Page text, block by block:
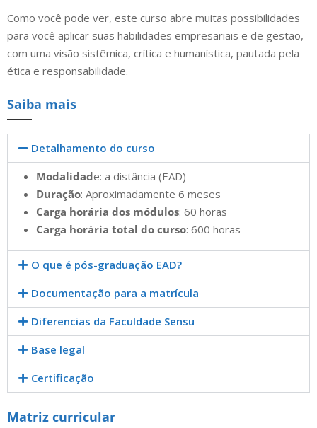
Como você pode ver, este curso abre muitas possibilidades
para você aplicar suas habilidades empresariais e de gestão,
com uma visão sistêmica, crítica e humanística, pautada pela
ética e responsabilidade.
Saiba mais
Detalhamento do curso
Modalidade: a distância (EAD)
Duração: Aproximadamente 6 meses
Carga horária dos módulos: 60 horas
Carga horária total do curso: 600 horas
O que é pós-graduação EAD?
Documentação para a matrícula
Diferencias da Faculdade Sensu
Base legal
Certificação
Matriz curricular